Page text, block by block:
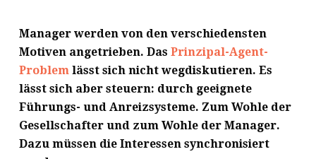
Manager werden von den verschiedensten
Motiven angetrieben. Das Prinzipal-Agent-
Problemlässt sich nicht wegdiskutieren. Es
lässt sich aber steuern: durch geeignete
Führungs- und Anreizsysteme. Zum Wohle der
Gesellschafter und zum Wohle der Manager.
Dazu müssen die Interessen synchronisiert